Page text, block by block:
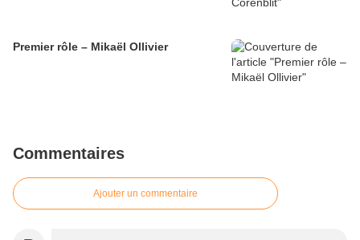
Premier rôle – Mikaël Ollivier
Commentaires
Ajouter un commentaire